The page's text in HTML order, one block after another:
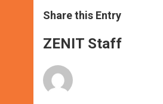
t
s
p
p
s
e
g
e
e
b
o
k
Share this Entry
ZENIT Staff